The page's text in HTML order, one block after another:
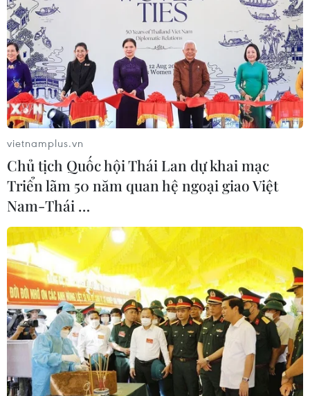
vietnamplus.vn
Chủ tịch Quốc hội Thái Lan dự khai mạc
Triển lãm 50 năm quan hệ ngoại giao Việt
Nam-Thái …